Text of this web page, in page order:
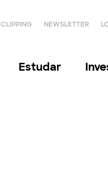
CLIPPING NEWSLETTER
Estudar